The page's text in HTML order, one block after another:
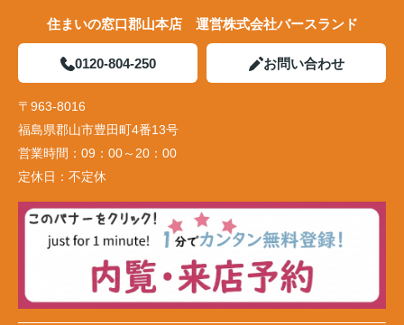
住まいの窓口郡山本店 運営株式会社バースランド
0120-804-250 お問い合わせ
〒963-8016
福島県郡山市豊田町4番13号
営業時間： 09：00～20：00
定休日： 不定休